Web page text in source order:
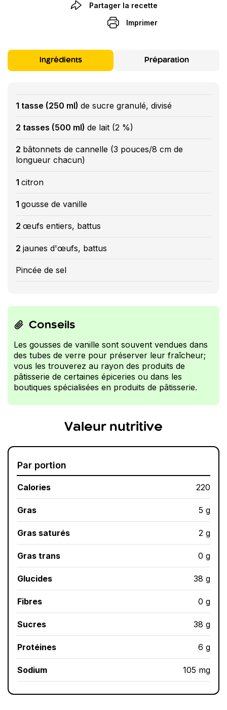
Partager la recette
Imprimer
Ingrédients Préparation
1 tasse (250 ml) de sucre granulé, divisé
2 tasses (500 ml) de lait (2 %)
2 bâtonnets de cannelle (3 pouces/8 cm de
longueur chacun)
1 citron
1 gousse de vanille
2 œufs entiers, battus
2 jaunes d'œufs, battus
Pincée de sel
Conseils
Les gousses de vanille sont souvent vendues dans
des tubes de verre pour préserver leur fraîcheur;
vous les trouverez au rayon des produits de
pâtisserie de certaines épiceries ou dans les
boutiques spécialisées en produits de pâtisserie.
Valeur nutritive
Par portion
Calories 220
Gras 5 g
Gras saturés 2 g
Gras trans 0 g
Glucides 38 g
Fibres 0 g
Sucres 38 g
Protéines 6 g
Sodium 105 mg